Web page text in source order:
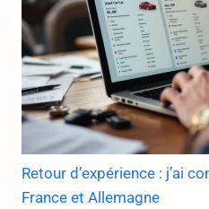
Retour d’expérience : j’ai
France et Allemagne